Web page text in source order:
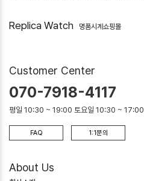
Replica Watch 명품시계쇼핑몰
Customer Center
070-7918-4117
평일 10:30 ~ 19:00 토요일 10:30 ~ 17:00
FAQ 1:1문의
About Us